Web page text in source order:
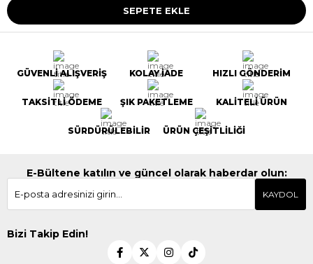
GÜVENLİ ALIŞVERİŞ KOLAY İADE HIZLI GÖNDERİM
TAKSİTLİ ÖDEME ŞIK PAKETLEME KALİTELİ ÜRÜN
SÜRDÜRÜLEBİLİR ÜRÜN ÇEŞİTLİLİĞİ
E-Bültene katılın ve güncel olarak haberdar olun:
KAYDOL
Bizi Takip Edin!